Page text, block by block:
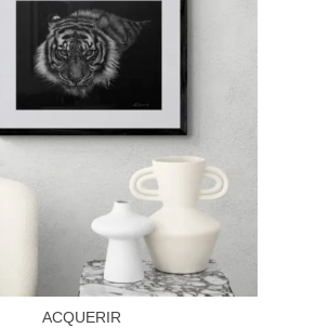
ACQUERIR